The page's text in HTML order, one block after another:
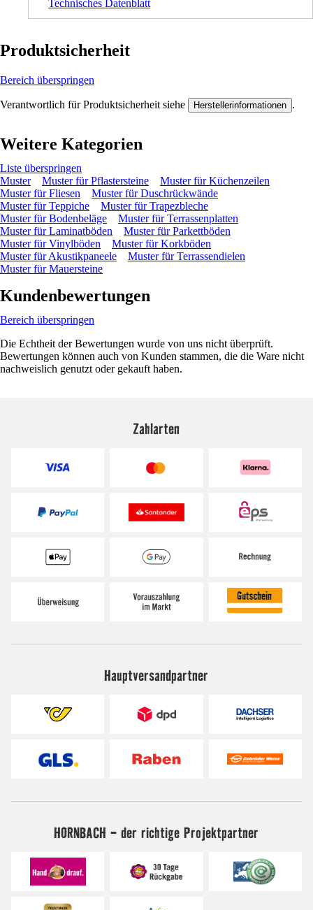
Technisches Datenblatt
Produktsicherheit
Bereich überspringen
Verantwortlich für Produktsicherheit siehe Herstellerinformationen .
Weitere Kategorien
Liste überspringen
Muster
Muster für Pflastersteine
Muster für Küchenzeilen
Muster für Fliesen
Muster für Duschrückwände
Muster für Teppiche
Muster für Trapezbleche
Muster für Bodenbeläge
Muster für Terrassenplatten
Muster für Laminatböden
Muster für Parkettböden
Muster für Vinylböden
Muster für Korkböden
Muster für Akustikpaneele
Muster für Terrassendielen
Muster für Mauersteine
Kundenbewertungen
Bereich überspringen
Die Echtheit der Bewertungen wurde von uns nicht überprüft.
Bewertungen können auch von Kunden stammen, die die Ware nicht
nachweislich genutzt oder gekauft haben.
Zahlarten
Hauptversandpartner
HORNBACH - der richtige Projektpartner